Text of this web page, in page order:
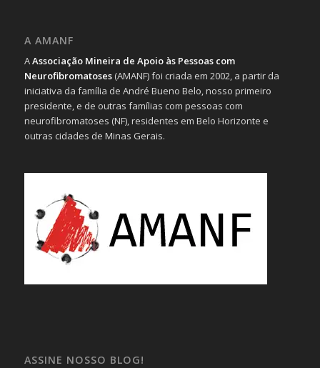
A AMANF
AAssociação Mineira de Apoio às Pessoas com
Neurofibromatoses(AMANF) foi criada em 2002, a partir da
iniciativa da família de André Bueno Belo, nosso primeiro
presidente, e de outras famílias com pessoas com
neurofibromatoses (NF), residentes em Belo Horizonte e
outras cidades de Minas Gerais.
ASSINE NOSSO BLOG!